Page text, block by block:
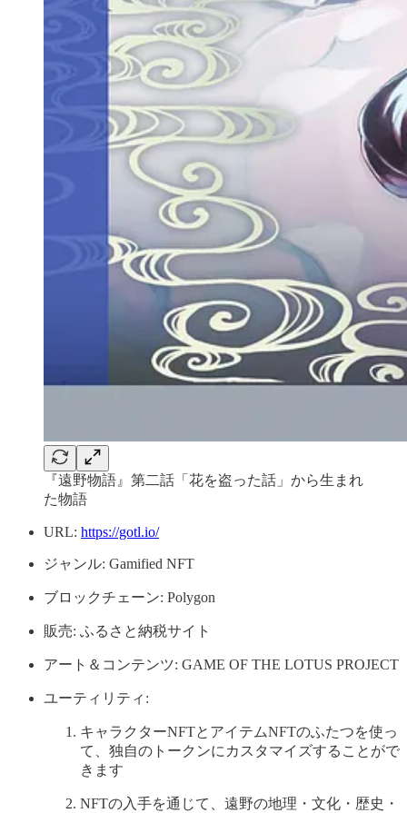
『遠野物語』第二話「花を盗った話」から生まれ
た物語
URL: https://gotl.io/
ジャンル: Gamified NFT
ブロックチェーン: Polygon
販売: ふるさと納税サイト
アート＆コンテンツ: GAME OF THE LOTUS PROJECT
ユーティリティ:
キャラクターNFTとアイテムNFTのふたつを使っ
て、独自のトークンにカスタマイズすることがで
きます
NFTの入手を通じて、遠野の地理・文化・歴史・